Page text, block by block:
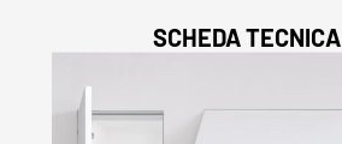
SCHEDA TECNICA